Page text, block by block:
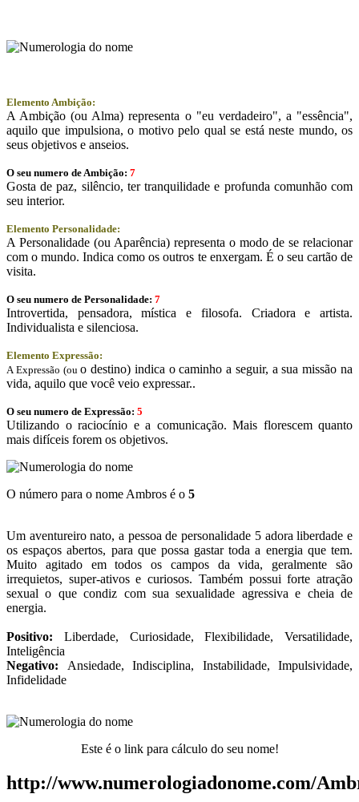
Elemento Ambição:
A Ambição (ou Alma) representa o "eu verdadeiro", a "essência",
aquilo que impulsiona, o motivo pelo qual se está neste mundo, os
seus objetivos e anseios.
O seu numero de Ambição: 7
Gosta de paz, silêncio, ter tranquilidade e profunda comunhão com
seu interior.
Elemento Personalidade:
A Personalidade (ou Aparência) representa o modo de se relacionar
com o mundo. Indica como os outros te enxergam. É o seu cartão de
visita.
O seu numero de Personalidade: 7
Introvertida, pensadora, mística e filosofa. Criadora e artista.
Individualista e silenciosa.
Elemento Expressão:
A Expressão (ouo destino) indica o caminho a seguir, a sua missão na
vida, aquilo que você veio expressar..
O seu numero de Expressão: 5
Utilizando o raciocínio e a comunicação. Mais florescem quanto
mais difíceis forem os objetivos.
O número para o nome Ambros é o 5
Um aventureiro nato, a pessoa de personalidade 5 adora liberdade e
os espaços abertos, para que possa gastar toda a energia que tem.
Muito agitado em todos os campos da vida, geralmente são
irrequietos, super-ativos e curiosos. Também possui forte atração
sexual o que condiz com sua sexualidade agressiva e cheia de
energia.
Positivo: Liberdade, Curiosidade, Flexibilidade, Versatilidade,
Inteligência
Negativo: Ansiedade, Indisciplina, Instabilidade, Impulsividade,
Infidelidade
Este é o link para cálculo do seu nome!
http://www.numerologiadonome.com/